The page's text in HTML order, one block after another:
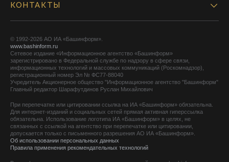
КОНТАКТЫ
© 1992-2026 АО ИА «Башинформ».
www.bashinform.ru
Сетевое издание «Информационное агентство «Башинформ»
зарегистрировано в Федеральной службе по надзору в сфере связи,
информационных технологий и массовых коммуникаций (Роскомнадзор),
регистрационный номер Эл № ФС77-88040
Учредитель Акционерное общество "Информационное агентство "Башинформ"
Главный редактор Шарафутдинов Руслан Михайлович
При перепечатке или цитировании ссылка на ИА «Башинформ» обязательна.
Для интернет-изданий и социальных сетей прямая активная гиперссылка
обязательна. Использование логотипа ИА «Башинформ» в целях, не
связанных с ссылкой на агентство при перепечатке или цитировании,
допускается только с письменного разрешения АО ИА «Башинформ».
Об использовании персональных данных
Правила применения рекомендательных технологий